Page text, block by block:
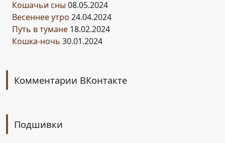
Кошачьи сны 08.05.2024
Весеннее утро 24.04.2024
Путь в тумане 18.02.2024
Кошка-ночь 30.01.2024
Комментарии ВКонтакте
Подшивки